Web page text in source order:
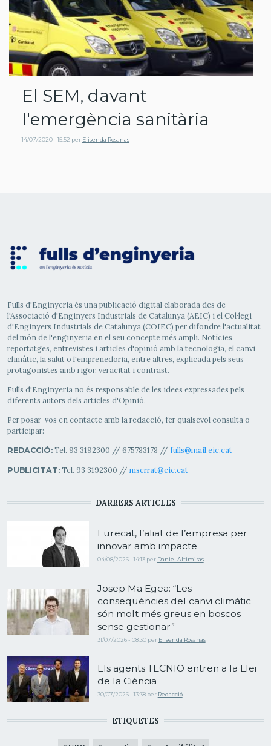
El SEM, davant
l'emergència sanitària
14/07/2020 - 15:52 per Elisenda Rosanas
Fulls d'Enginyeria és una publicació digital elaborada des de
l'Associació d'Enginyers Industrials de Catalunya (AEIC) i el Col·legi
d'Enginyers Industrials de Catalunya (COIEC) per difondre l'actualitat
del món de l'enginyeria en el seu concepte més ampli. Notícies,
reportatges, entrevistes i articles d'opinió amb la tecnologia, el canvi
climàtic, la salut o l'emprenedoria, entre altres, explicada pels seus
protagonistes amb rigor, veracitat i contrast.
Fulls d'Enginyeria no és responsable de les idees expressades pels
diferents autors dels articles d'Opinió.
Per posar-vos en contacte amb la redacció, fer qualsevol consulta o
participar:
REDACCIÓ:Tel. 93 3192300 // 675783178 // fulls@mail.eic.cat
PUBLICITAT:Tel. 93 3192300 // mserrat@eic.cat
DARRERS ARTICLES
Eurecat, l’aliat de l’empresa per
innovar amb impacte
04/08/2026 - 14:13 per Daniel Altimiras
Josep Ma Egea: “Les
conseqüències del canvi climàtic
són molt més greus en boscos
sense gestionar”
31/07/2026 - 08:30 per Elisenda Rosanas
Els agents TECNIO entren a la Llei
de la Ciència
30/07/2026 - 13:38 per Redacció
ETIQUETES